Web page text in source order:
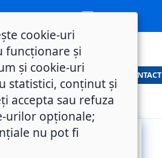
CONTACT
cookie-uri
funcționare și
și cookie-uri
statistici, conținut și
accepta sau refuza
urilor opționale;
nu pot fi